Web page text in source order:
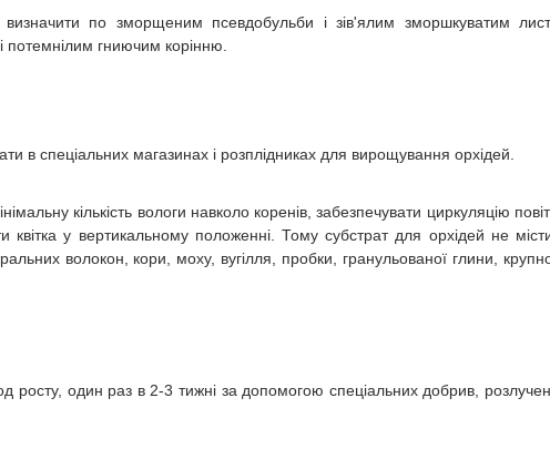
по зморщеним псевдобульби і зів'ялим зморшкуватим
гниючим корінню.
в спеціальних магазинах і розплідниках для вирощування орхідей.
кількість вологи навколо коренів, забезпечувати циркуляцію
квітка у вертикальному положенні. Тому субстрат для орхідей не
волокон, кори, моху, вугілля, пробки, гранульованої глини,
росту, один раз в 2-3 тижні за допомогою спеціальних добрив,